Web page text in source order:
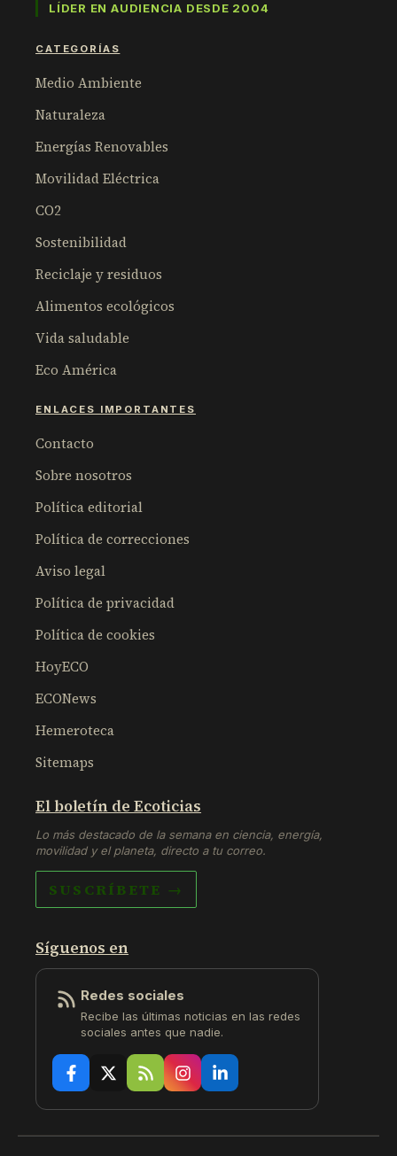
LÍDER EN AUDIENCIA DESDE 2004
CATEGORÍAS
Medio Ambiente
Naturaleza
Energías Renovables
Movilidad Eléctrica
CO2
Sostenibilidad
Reciclaje y residuos
Alimentos ecológicos
Vida saludable
Eco América
ENLACES IMPORTANTES
Contacto
Sobre nosotros
Política editorial
Política de correcciones
Aviso legal
Política de privacidad
Política de cookies
HoyECO
ECONews
Hemeroteca
Sitemaps
El boletín de Ecoticias
Lo más destacado de la semana en ciencia, energía,
movilidad y el planeta, directo a tu correo.
SUSCRÍBETE →
Síguenos en
Redes sociales
Recibe las últimas noticias en las redes
sociales antes que nadie.